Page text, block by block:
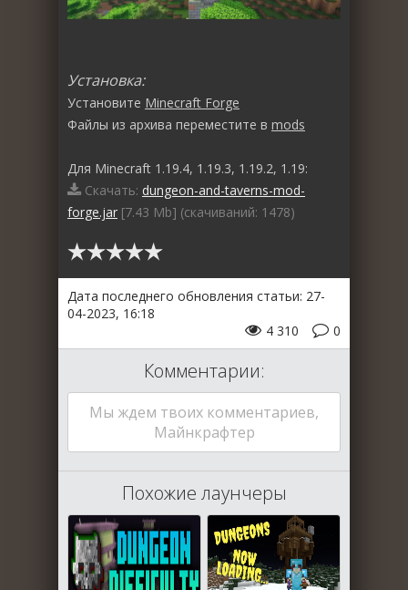
Установка:
Установите Minecraft Forge
Файлы из архива переместите в mods
Для Minecraft 1.19.4, 1.19.3, 1.19.2, 1.19:
Скачать: dungeon-and-taverns-mod-
forge.jar [7.43 Mb] (cкачиваний: 1478)
Дата последнего обновления статьи: 27-
04-2023, 16:18
0
4 310
Комментарии:
Мы ждем твоих комментариев,
Майнкрафтер
Похожие лаунчеры